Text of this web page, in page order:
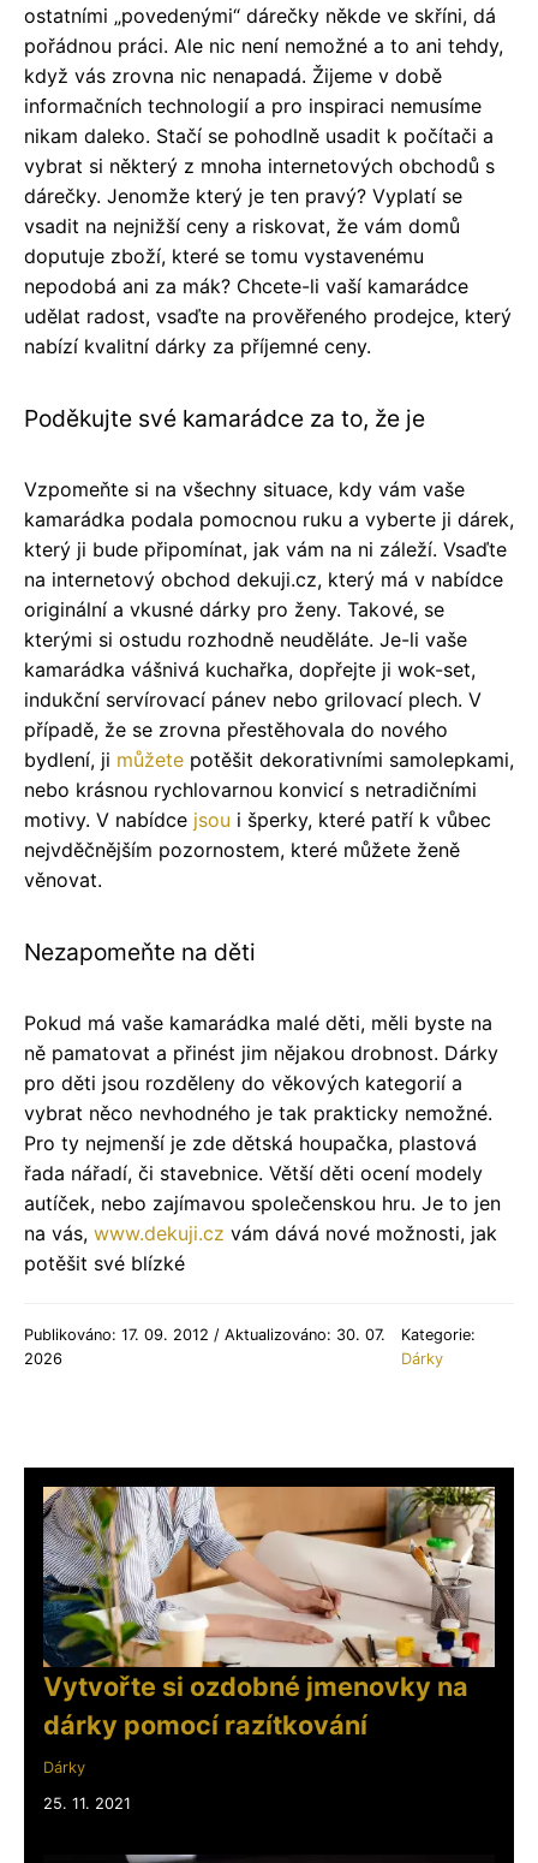
ostatními „povedenými“ dárečky někde ve skříni, dá
pořádnou práci. Ale nic není nemožné a to ani tehdy,
když vás zrovna nic nenapadá. Žijeme v době
informačních technologií a pro inspiraci nemusíme
nikam daleko. Stačí se pohodlně usadit k počítači a
vybrat si některý z mnoha internetových obchodů s
dárečky. Jenomže který je ten pravý? Vyplatí se
vsadit na nejnižší ceny a riskovat, že vám domů
doputuje zboží, které se tomu vystavenému
nepodobá ani za mák? Chcete-li vaší kamarádce
udělat radost, vsaďte na prověřeného prodejce, který
nabízí kvalitní dárky za příjemné ceny.
Poděkujte své kamarádce za to, že je
Vzpomeňte si na všechny situace, kdy vám vaše
kamarádka podala pomocnou ruku a vyberte ji dárek,
který ji bude připomínat, jak vám na ni záleží. Vsaďte
na internetový obchod dekuji.cz, který má v nabídce
originální a vkusné dárky pro ženy. Takové, se
kterými si ostudu rozhodně neuděláte. Je-li vaše
kamarádka vášnivá kuchařka, dopřejte ji wok-set,
indukční servírovací pánev nebo grilovací plech. V
případě, že se zrovna přestěhovala do nového
bydlení, ji můžete potěšit dekorativními samolepkami,
nebo krásnou rychlovarnou konvicí s netradičními
motivy. V nabídce jsou i šperky, které patří k vůbec
nejvděčnějším pozornostem, které můžete ženě
věnovat.
Nezapomeňte na děti
Pokud má vaše kamarádka malé děti, měli byste na
ně pamatovat a přinést jim nějakou drobnost. Dárky
pro děti jsou rozděleny do věkových kategorií a
vybrat něco nevhodného je tak prakticky nemožné.
Pro ty nejmenší je zde dětská houpačka, plastová
řada nářadí, či stavebnice. Větší děti ocení modely
autíček, nebo zajímavou společenskou hru. Je to jen
na vás, www.dekuji.cz vám dává nové možnosti, jak
potěšit své blízké
Publikováno: 17. 09. 2012 / Aktualizováno: 30. 07.
2026
Kategorie:
Dárky
Vytvořte si ozdobné jmenovky na
dárky pomocí razítkování
Dárky
25. 11. 2021